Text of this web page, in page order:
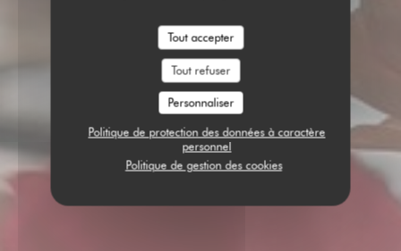
Tout accepter
Tout refuser
Personnaliser
Politique de protection des données à caractère
personnel
Politique de gestion des cookies